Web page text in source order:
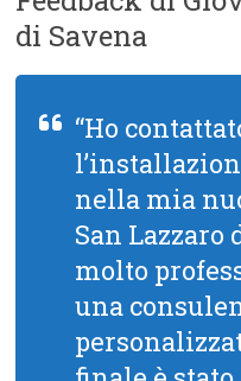
di Savena
“Ho
nella mia
San Lazzaro
molto
una